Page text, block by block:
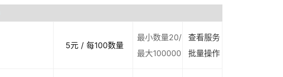
5元 / 每100数量
最小数量20/
最大100000
查看服务
批量操作